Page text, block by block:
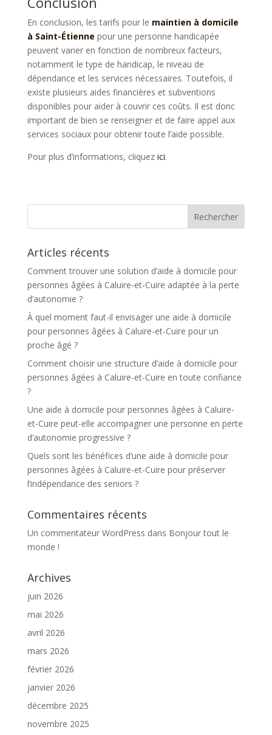
En conclusion, les tarifs pour le maintien à domicile
à Saint-Étienne pour une personne handicapée
peuvent varier en fonction de nombreux facteurs,
notamment le type de handicap, le niveau de
dépendance et les services nécessaires. Toutefois, il
existe plusieurs aides financières et subventions
disponibles pour aider à couvrir ces coûts. Il est donc
important de bien se renseigner et de faire appel aux
services sociaux pour obtenir toute l’aide possible.
Pour plus d’informations, cliquez ici.
Articles récents
Comment trouver une solution d’aide à domicile pour
personnes âgées à Caluire-et-Cuire adaptée à la perte
d’autonomie ?
À quel moment faut-il envisager une aide à domicile
pour personnes âgées à Caluire-et-Cuire pour un
proche âgé ?
Comment choisir une structure d’aide à domicile pour
personnes âgées à Caluire-et-Cuire en toute confiance
?
Une aide à domicile pour personnes âgées à Caluire-
et-Cuire peut-elle accompagner une personne en perte
d’autonomie progressive ?
Quels sont les bénéfices d’une aide à domicile pour
personnes âgées à Caluire-et-Cuire pour préserver
l’indépendance des seniors ?
Commentaires récents
Un commentateur WordPress dans Bonjour tout le
monde !
Archives
juin 2026
mai 2026
avril 2026
mars 2026
février 2026
janvier 2026
décembre 2025
novembre 2025